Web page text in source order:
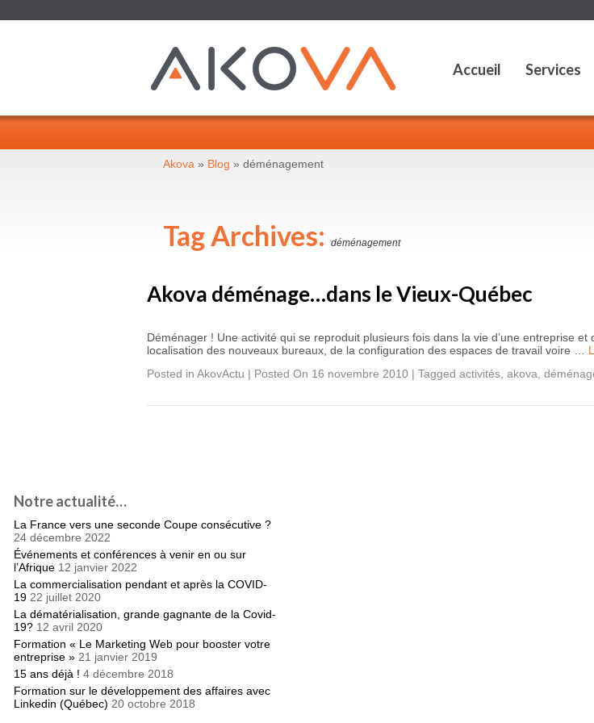
Accueil Services
Akova » Blog » déménagement
Tag Archives: déménagement
Akova déménage…dans le Vieux-Québec
Déménager ! Une activité qui se reproduit plusieurs fois dans la vie d’une entreprise
localisation des nouveaux bureaux, de la configuration des espaces de travail voire …
Posted in AkovActu | Posted On 16 novembre 2010 | Tagged activités akova
Notre actualité…
La France vers une seconde Coupe consécutive ?
24 décembre 2022
Événements et conférences à venir en ou sur
l’Afrique 12 janvier 2022
La commercialisation pendant et après la COVID-
19 22 juillet 2020
La dématérialisation, grande gagnante de la Covid-
19? 12 avril 2020
Formation « Le Marketing Web pour booster votre
entreprise » 21 janvier 2019
15 ans déjà ! 4 décembre 2018
Formation sur le développement des affaires avec
Linkedin (Québec) 20 octobre 2018